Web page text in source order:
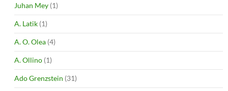
Juhan Mey (1)
A. Latik (1)
A. O. Olea (4)
A. Ollino (1)
Ado Grenzstein (31)